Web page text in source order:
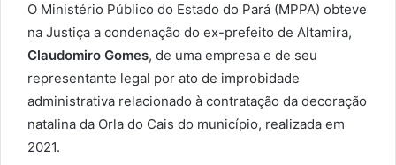
O Ministério Público do Estado do Pará (MPPA) obteve
na Justiça a condenação do ex-prefeito de Altamira,
Claudomiro Gomes, de uma empresa e de seu
representante legal por ato de improbidade
administrativa relacionado à contratação da decoração
natalina da Orla do Cais do município, realizada em
2021.